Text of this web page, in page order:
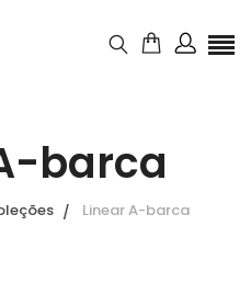
barca
Linear A-barca